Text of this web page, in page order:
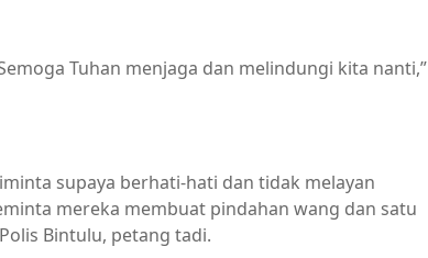
Tuhan menjaga dan melindungi kita nanti,”
supaya berhati-hati dan tidak melayan
mereka membuat pindahan wang dan satu
Bintulu, petang tadi.